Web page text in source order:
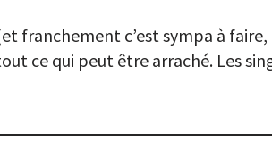
franchement c’est sympa à
ce qui peut être arraché. Les